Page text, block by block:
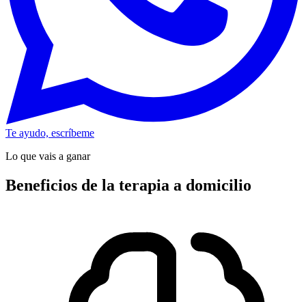
Te ayudo, escríbeme
Lo que vais a ganar
Beneficios de la terapia a domicilio